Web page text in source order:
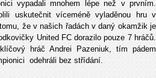
vypadali mnohem lépe než v prvním.
uskutečnit víceméně vyladěnou hru v
že v našich řadách v daný okamžik je
United FC dorazilo pouze 7 hráčů.
hráč Andrei Pazeniuk, tím pádem
odehráli bez střídání.